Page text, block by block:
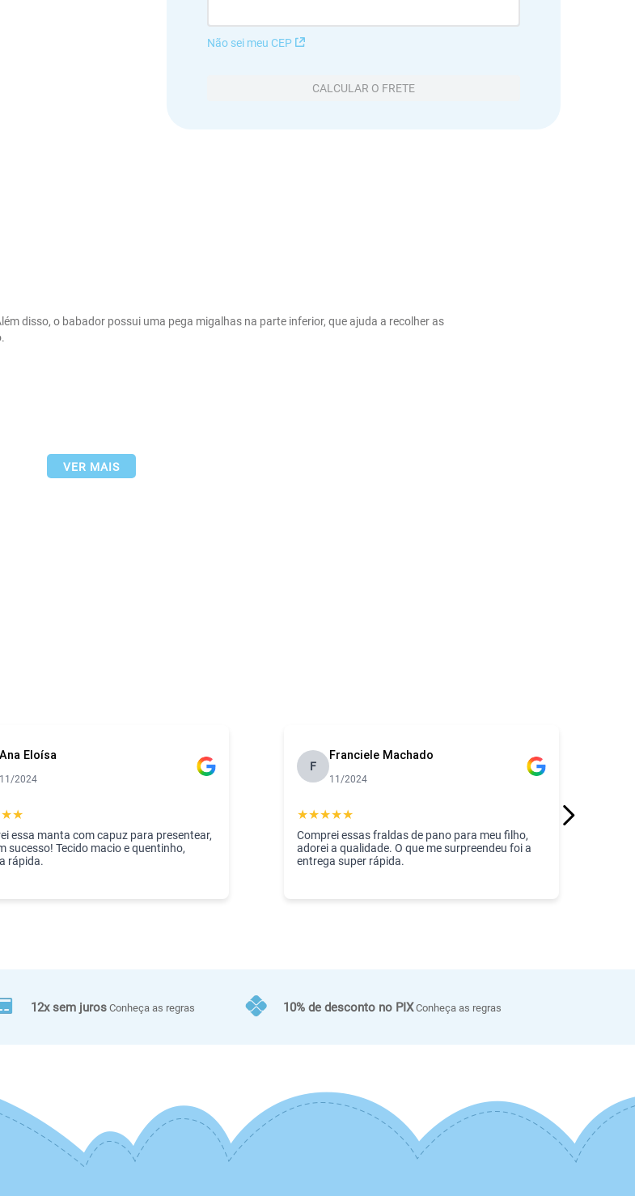
Não sei meu CEP
CALCULAR O FRETE
disso, o babador possui uma pega migalhas na parte inferior, que ajuda a recolher as
VER MAIS
Ana Eloísa
11/2024
★★
essa manta com capuz para presentear,
sucesso! Tecido macio e quentinho,
rápida.
F
Franciele Machado
11/2024
★★★★★
Comprei essas fraldas de pano para meu filho,
adorei a qualidade. O que me surpreendeu foi a
entrega super rápida.
12x sem juros Conheça as regras 10% de desconto no PIX Conheça as regras